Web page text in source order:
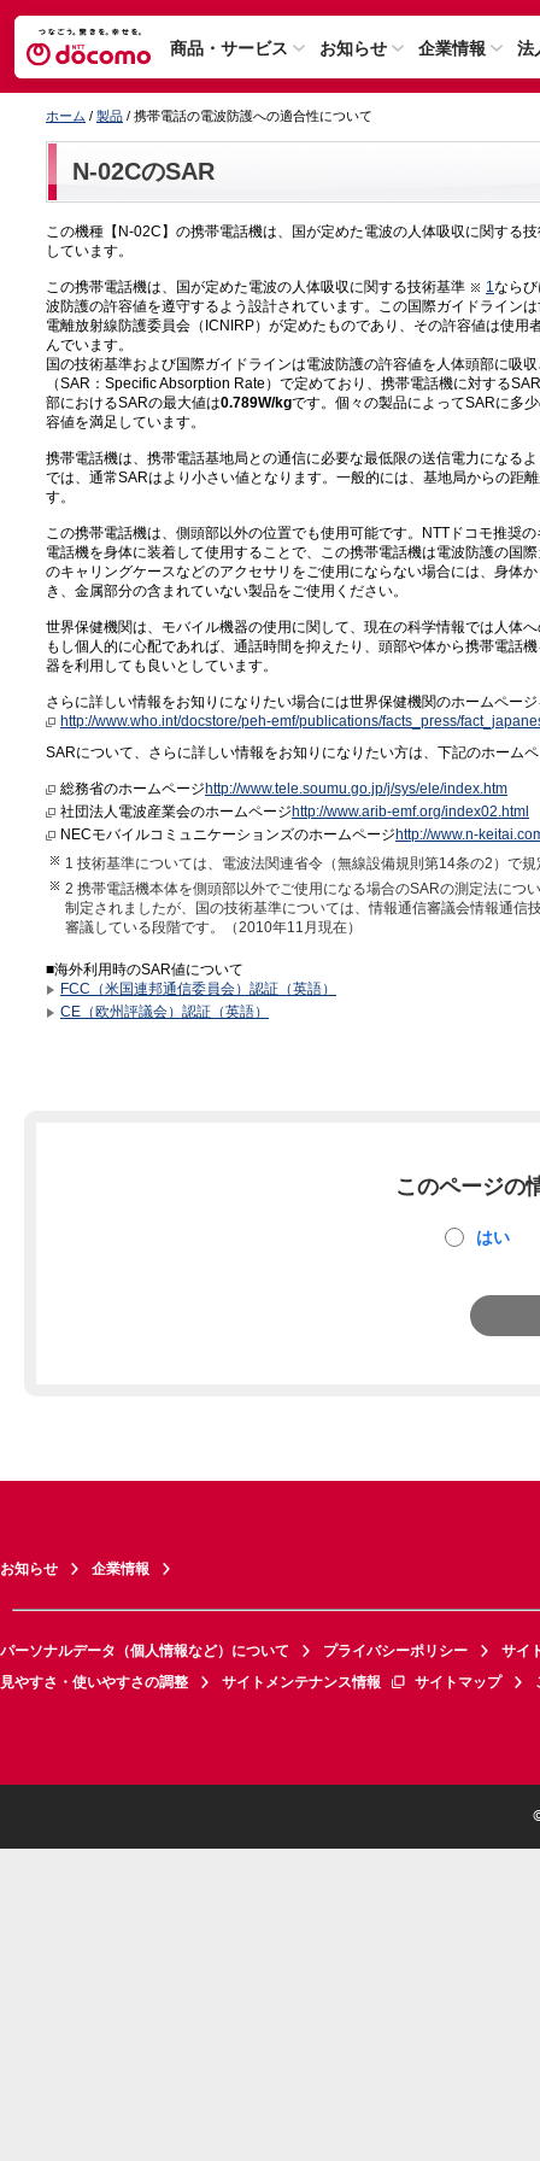
商品・サービス お知らせ 企業情報 法
ホーム / 製品 / 携帯電話の電波防護への適合性について
N-02CのSAR
この機種【N-02C】の携帯電話機は、国が定めた電波の人体吸収に関する
しています。
この携帯電話機は、国が定めた電波の人体吸収に関する技術基準 1 なら
波防護の許容値を遵守するよう設計されています。この国際ガイドライン
電離放射線防護委員会（ICNIRP）が定めたものであり、その許容値は使用
んでいます。
国の技術基準および国際ガイドラインは電波防護の許容値を人体頭部に吸
（SAR：Specific Absorption Rate）で定めており、携帯電話機に対する
部におけるSARの最大値は0.789W/kgです。個々の製品によってSARに多
容値を満足しています。
携帯電話機は、携帯電話基地局との通信に必要な最低限の送信電力になる
では、通常SARはより小さい値となります。一般的には、基地局からの距
す。
この携帯電話機は、側頭部以外の位置でも使用可能です。NTTドコモ推奨
電話機を身体に装着して使用することで、この携帯電話機は電波防護の国
のキャリングケースなどのアクセサリをご使用にならない場合には、身体
き、金属部分の含まれていない製品をご使用ください。
世界保健機関は、モバイル機器の使用に関して、現在の科学情報では人体
もし個人的に心配であれば、通話時間を抑えたり、頭部や体から携帯電話
器を利用しても良いとしています。
さらに詳しい情報をお知りになりたい場合には世界保健機関のホームペー
http://www.who.int/docstore/peh-emf/publications/facts_press/
SARについて、さらに詳しい情報をお知りになりたい方は、下記のホーム
総務省のホームページhttp://www.tele.soumu.go.jp/j/sys/ele/index.htm
社団法人電波産業会のホームページhttp://www.arib-emf.org/index02.html
NECモバイルコミュニケーションズのホームページhttp://www.n-
1 技術基準については、電波法関連省令（無線設備規則第14条の2）で
2 携帯電話機本体を側頭部以外でご使用になる場合のSARの測定法につ
制定されましたが、国の技術基準については、情報通信審議会情報通信
審議している段階です。（2010年11月現在）
■海外利用時のSAR値について
FCC（米国連邦通信委員会）認証（英語）
CE（欧州評議会）認証（英語）
このページの
はい
お知らせ 企業情報
パーソナルデータ（個人情報など）について プライバシーポリシー
サイ
見やすさ・使いやすさの調整
サイトメンテナンス情報 サイトマップ